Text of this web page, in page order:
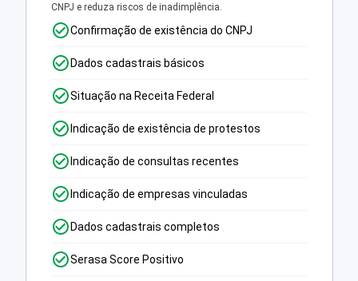
CNPJ e reduza riscos de inadimplência.
Confirmação de existência do CNPJ
Dados cadastrais básicos
Situação na Receita Federal
Indicação de existência de protestos
Indicação de consultas recentes
Indicação de empresas vinculadas
Dados cadastrais completos
Serasa Score Positivo